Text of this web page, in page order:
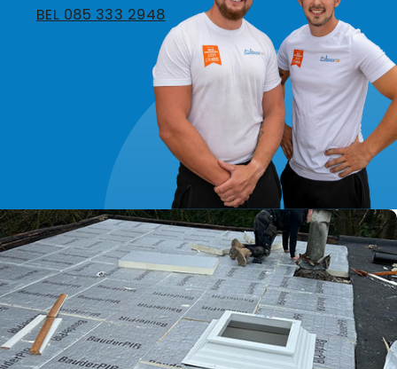
BEL 085 333 2948